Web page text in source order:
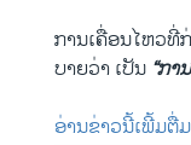
ການເຄື່ອນ​ໄຫວ​ທີ່​
ບາຍວ່າ ​ເປັນ​ “​ກ
ອ່ານ​ຂ່າວ​ນີ້​ເພີ້​ມຕື່